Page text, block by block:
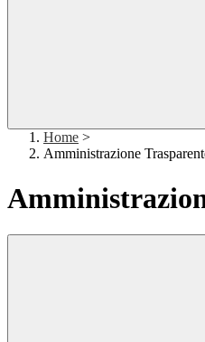
Home >
Amministrazione